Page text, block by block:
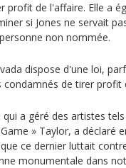
profit de l'affaire. Elle a
si Jones ne servait
non nommée.
dispose d'une loi,
condamnés de tirer profit
qui a géré des artistes
» Taylor, a déclaré
ce dernier luttait
monumentale dans